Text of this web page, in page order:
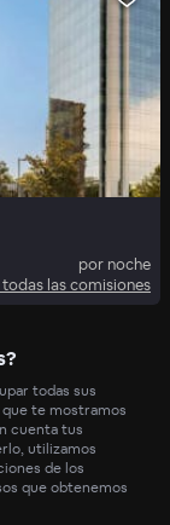
por noche
todas las comisiones
todas sus
que te mostramos
cuenta tus
utilizamos
de los
que obtenemos